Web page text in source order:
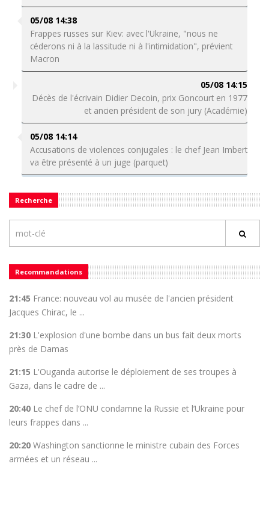
05/08 14:38
Frappes russes sur Kiev: avec l'Ukraine, "nous ne
céderons ni à la lassitude ni à l'intimidation", prévient
Macron
05/08 14:15
Décès de l'écrivain Didier Decoin, prix Goncourt en 1977
et ancien président de son jury (Académie)
05/08 14:14
Accusations de violences conjugales : le chef Jean Imbert
va être présenté à un juge (parquet)
Recherche
Recommandations
21:45 France: nouveau vol au musée de l'ancien président
Jacques Chirac, le ...
21:30 L'explosion d'une bombe dans un bus fait deux morts
près de Damas
21:15 L'Ouganda autorise le déploiement de ses troupes à
Gaza, dans le cadre de ...
20:40 Le chef de l’ONU condamne la Russie et l’Ukraine pour
leurs frappes dans ...
20:20 Washington sanctionne le ministre cubain des Forces
armées et un réseau ...